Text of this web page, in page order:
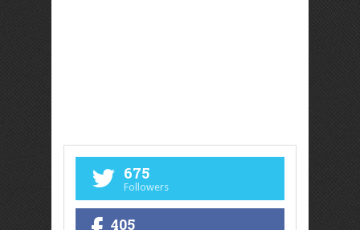
675
Followers
405